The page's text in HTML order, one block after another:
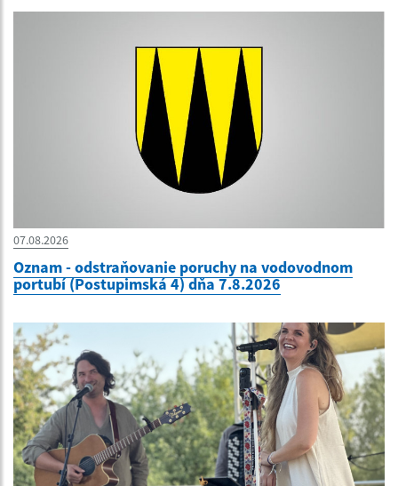
07.08.2026
Oznam - odstraňovanie poruchy na vodovodnom
portubí (Postupimská 4) dňa 7.8.2026